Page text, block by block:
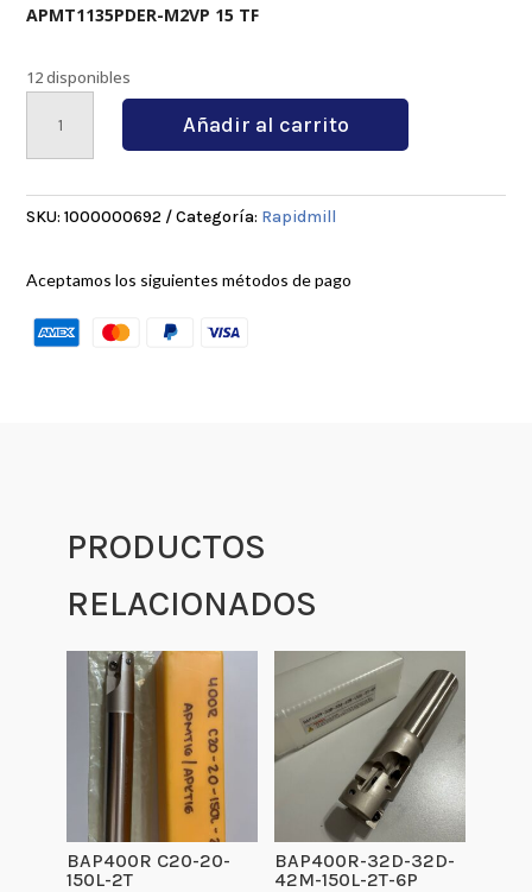
APMT1135PDER-M2VP 15 TF
12 disponibles
25D-
25D-
130L-
cantidad
Añadir al carrito
SKU:1000000692 Categoría: Rapidmill
Aceptamos los siguientes métodos de pago
PRODUCTOS
RELACIONADOS
BAP400R C20-20-
150L-2T
BAP400R-32D-32D-
42M-150L-2T-6P